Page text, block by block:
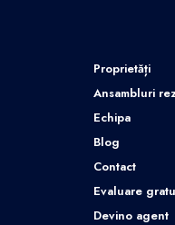
Proprietăți
Ansambluri
Echipa
Blog
Contact
Evaluare
Devino agent